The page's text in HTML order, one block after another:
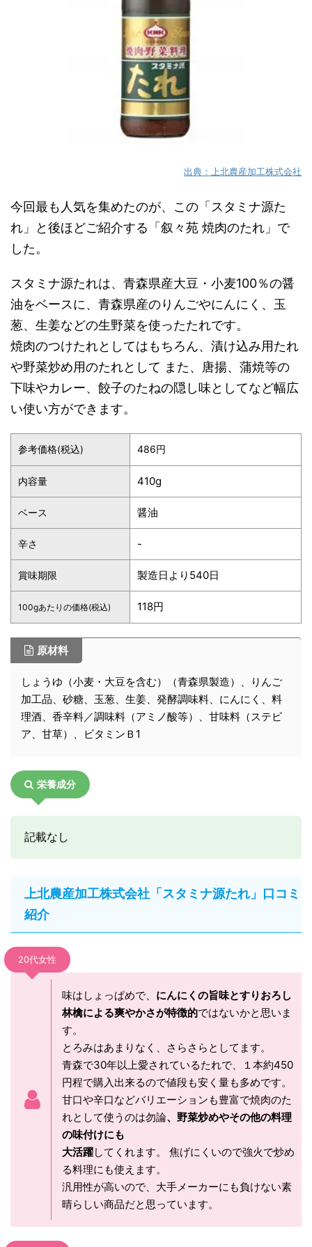
出典：上北農産加工株式会社
今回最も人気を集めたのが、この「スタミナ源た
れ」と後ほどご紹介する「叙々苑 焼肉のたれ」で
した。
スタミナ源たれは、青森県産大豆・小麦100％の醤
油をベースに、青森県産のりんごやにんにく、玉
葱、生姜などの生野菜を使ったたれです。
焼肉のつけたれとしてはもちろん、漬け込み用たれ
や野菜炒め用のたれとして また、唐揚、蒲焼等の
下味やカレー、餃子のたねの隠し味としてなど幅広
い使い方ができます。
参考価格(税込) 486円
内容量 410g
ベース 醤油
辛さ -
賞味期限 製造日より540日
100gあたりの価格(税込) 118円
原材料
しょうゆ（小麦・大豆を含む）（青森県製造）、りんご
加工品、砂糖、玉葱、生姜、発酵調味料、にんにく、料
理酒、香辛料／調味料（アミノ酸等）、甘味料（ステビ
ア、甘草）、ビタミンＢ1
栄養成分
記載なし
上北農産加工株式会社「スタミナ源たれ」口コミ
紹介
20代女性
味はしょっぱめで、 にんにくの旨味とすりおろし
林檎による爽やかさが特徴的ではないかと思いま
す。
とろみはあまりなく、さらさらとしてます。
青森で30年以上愛されているたれで、１本約450
円程で購入出来るので値段も安く量も多めです。
甘口や辛口などバリエーションも豊富で焼肉のた
れとして使うのは勿論、野菜炒めやその他の料理
の味付けにも
大活躍してくれます。 焦げにくいので強火で炒め
る料理にも使えます。
汎用性が高いので、大手メーカーにも負けない素
晴らしい商品だと思っています。